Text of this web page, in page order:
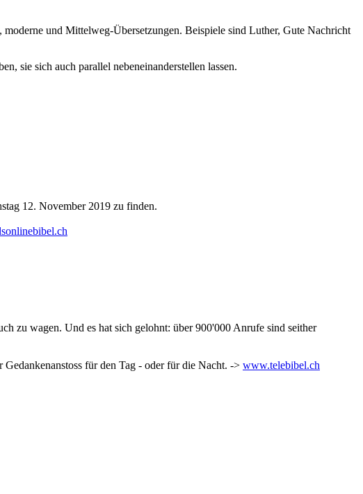
und Mittelweg-Übersetzungen. Beispiele sind Luther, Gute Nachricht
sie sich auch parallel nebeneinanderstellen lassen.
12. November 2019 zu finden.
zu wagen. Und es hat sich gelohnt: über 900'000 Anrufe sind seither
für den Tag - oder für die Nacht. -> www.telebibel.ch